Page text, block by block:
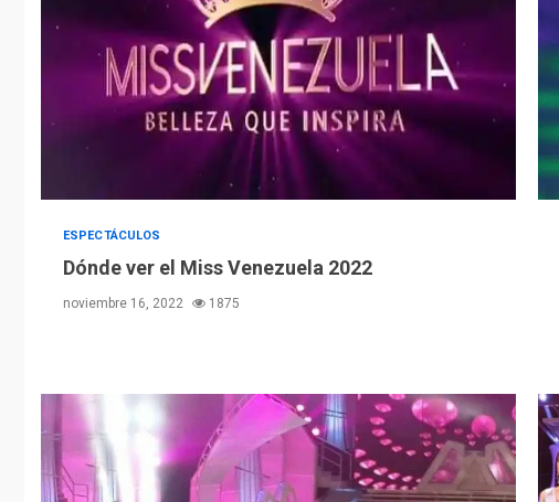
ESPECTÁCULOS
Dónde ver el Miss Venezuela 2022
noviembre 16, 2022 1875